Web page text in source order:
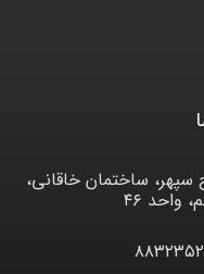
ساختمان خاقانی،
۴۶